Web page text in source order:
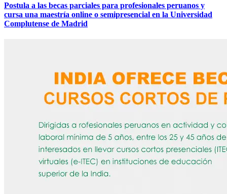
Postula a las becas parciales para profesionales peruanos y
cursa una maestría online o semipresencial en la Universidad
Complutense de Madrid